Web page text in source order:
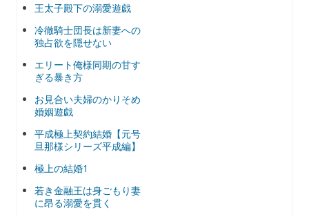
王太子殿下の溺愛遊戯
冷徹騎士団長は新妻への
独占欲を隠せない
エリート俺様同期の甘す
ぎる暴き方
お見合い夫婦のかりそめ
婚姻遊戯
平成極上契約結婚【元号
旦那様シリーズ平成編】
極上の結婚1
若き金融王は身ごもり妻
に昂る溺愛を貫く